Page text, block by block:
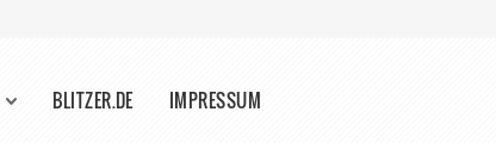
BLITZER.DE IMPRESSUM